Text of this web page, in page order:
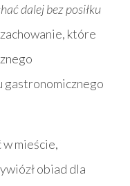
dalej bez posiłku
zachowanie, które
gastronomicznego
w mieście,
obiad dla